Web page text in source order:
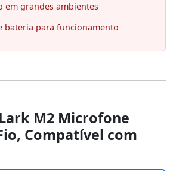
em grandes ambientes
bateria para funcionamento
M2 Microfone
Compatível com